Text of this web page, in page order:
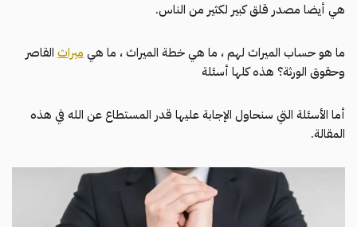
هي أيضا مصدر قلق كبير لكثير من الناس.
ما هو حساب الميراث لهم ، ما هي خطة الميراث ، ما هي ميراث القاصر
وحقوق الورثة؟ هذه كلها أسئلة
أما الأسئلة التي سنحاول الإجابة عليها قدر المستطاع عن الله في هذه
المقالة.